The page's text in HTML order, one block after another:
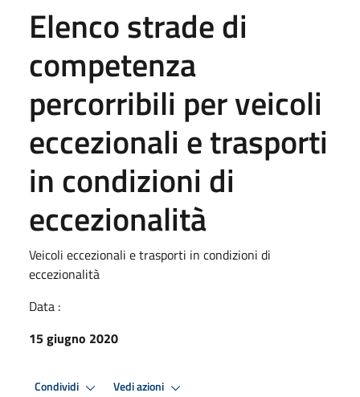
Elenco strade di
competenza
percorribili per veicoli
eccezionali e trasporti
in condizioni di
eccezionalità
Veicoli eccezionali e trasporti in condizioni di
eccezionalità
Data :
15 giugno 2020
Condividi Vedi azioni